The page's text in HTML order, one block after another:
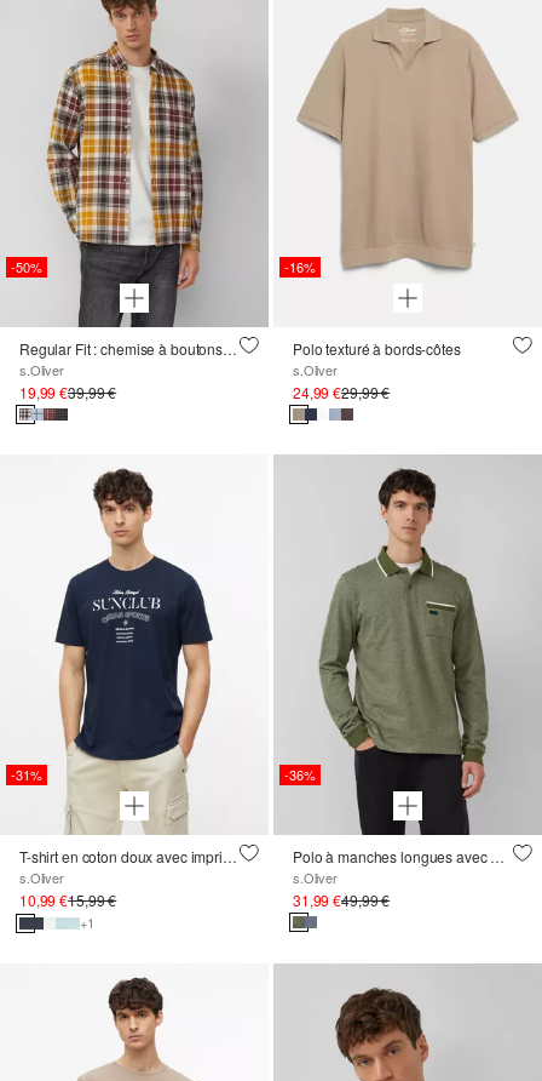
-50%
Regular Fit : chemise à boutons élastiques avec motif à carreaux
s.Oliver
19,99 €39,99 €
-16%
Polo texturé à bords-côtes
s.Oliver
24,99 €29,99 €
-31%
T-shirt en coton doux avec imprimé sur le devant
s.Oliver
10,99 €15,99 €
+1
-36%
Polo à manches longues avec poignets, aspect mélangé
s.Oliver
31,99 €49,99 €